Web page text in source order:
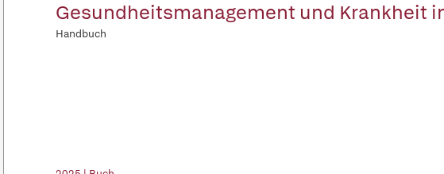
Gesundheitsmanagement und Krankheit
Handbuch